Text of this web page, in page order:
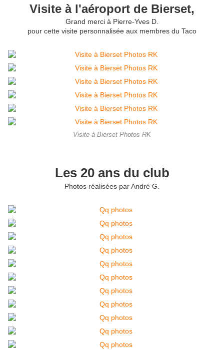
Visite à l'aéroport de Bierset,
Grand merci à Pierre-Yves D.
pour cette visite personnalisée aux membres du Taco
Visite à Bierset Photos RK
Les 20 ans du club
Photos réalisées par André G.